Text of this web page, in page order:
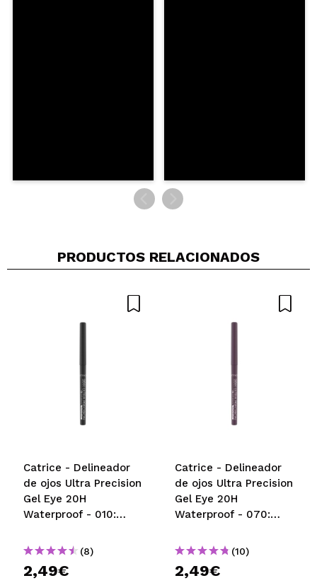
PRODUCTOS RELACIONADOS
Catrice - Delineador
de ojos Ultra Precision
Gel Eye 20H
Waterproof - 010:
(8)
2,49€
Catrice - Delineador
de ojos Ultra Precision
Gel Eye 20H
Waterproof - 070:
(10)
2,49€